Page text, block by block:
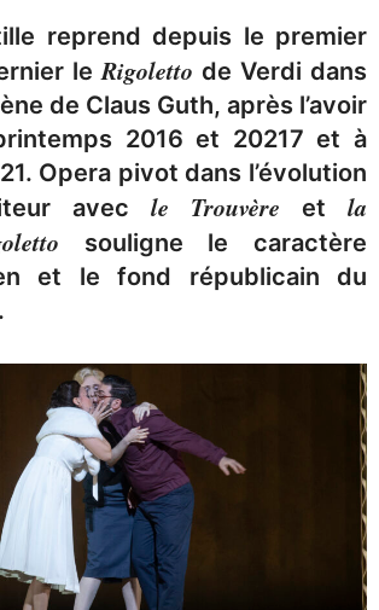
reprend depuis le premier
leRigoletto de Verdi dans
de Claus Guth, après l’avoir
2016 et 20217 et à
Opera pivot dans l’évolution
avec le Trouvère et la
souligne le caractère
et le fond républicain du